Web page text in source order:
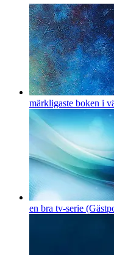
märkligaste boken i
en bra tv-serie